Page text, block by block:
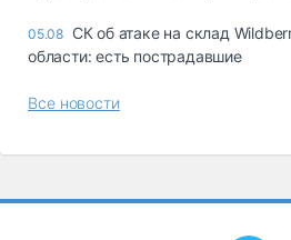
05.08 СК об атаке на склад
области: есть пострадавшие
Все новости